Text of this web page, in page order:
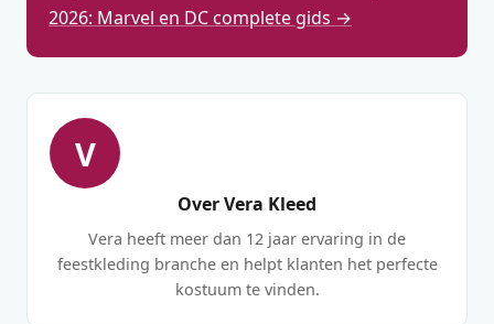
2026: Marvel en DC complete gids →
V
Over Vera Kleed
Vera heeft meer dan 12 jaar ervaring in de
feestkleding branche en helpt klanten het perfecte
kostuum te vinden.